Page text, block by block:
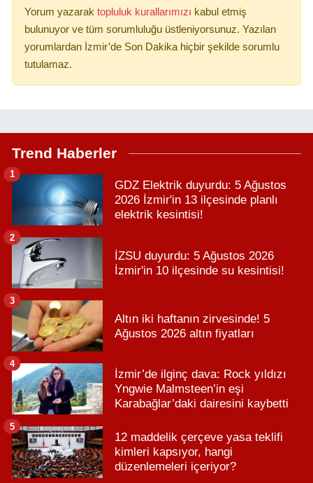
Yorum yazarak topluluk kurallarımızı kabul etmiş
bulunuyor ve tüm sorumluluğu üstleniyorsunuz. Yazılan
yorumlardan İzmir’de Son Dakika hiçbir şekilde sorumlu
tutulamaz.
Trend Haberler
GDZ Elektrik duyurdu: 5 Ağustos
2026 İzmir'in 13 ilçesinde planlı
elektrik kesintisi!
1
İZSU duyurdu: 5 Ağustos 2026
İzmir'in 10 ilçesinde su kesintisi!
2
Altın iki haftanın zirvesinde! 5
Ağustos 2026 altın fiyatları
3
İzmir’de ilginç dava: Rock yıldızı
Yngwie Malmsteen’in eşi
Karabağlar’daki dairesini kaybetti
4
12 maddelik çerçeve yasa teklifi
kimleri kapsıyor, hangi
düzenlemeleri içeriyor?
5